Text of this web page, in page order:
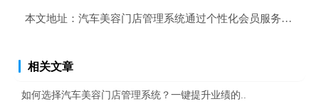
本文地址： 汽车美容门店管理系统通过个性化会员服务提升客
相关文章
如何选择汽车美容门店管理系统？一键提升业绩的..